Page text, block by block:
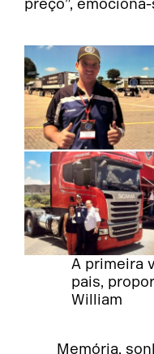
preço”,
A primeira
pais,
William
Memória,